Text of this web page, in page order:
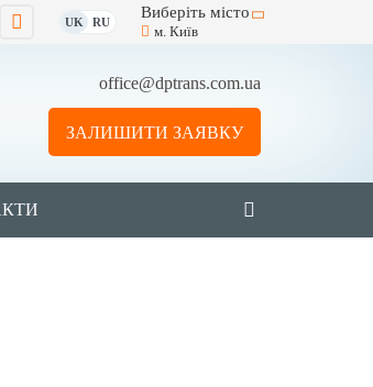
UK RU
Виберіть місто
м. Київ
office@dptrans.com.ua
ЗАЛИШИТИ ЗАЯВКУ